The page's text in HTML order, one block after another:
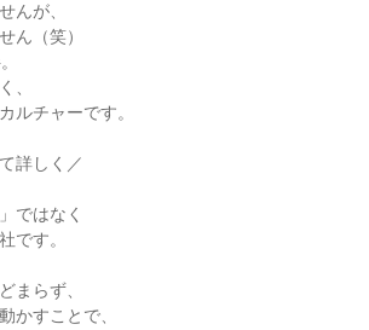
んが、
ん（笑）
、
ルチャーです。
詳しく／
ではなく
です。
まらず、
かすことで、